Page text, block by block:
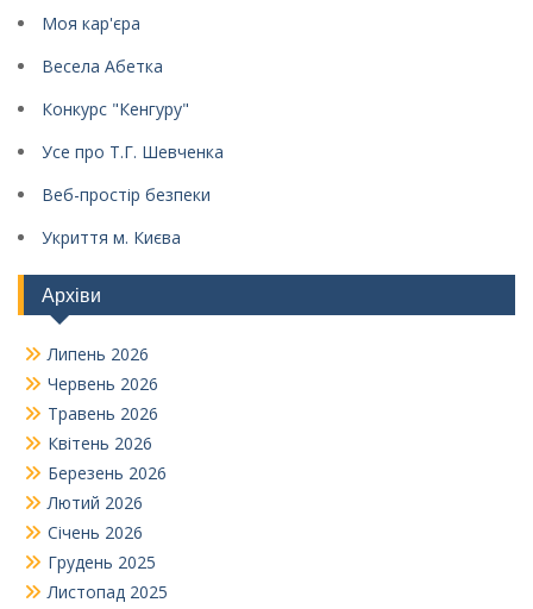
Моя кар'єра
Весела Абетка
Конкурс "Кенгуру"
Усе про Т.Г. Шевченка
Веб-простір безпеки
Укриття м. Києва
Архіви
Липень 2026
Червень 2026
Травень 2026
Квітень 2026
Березень 2026
Лютий 2026
Січень 2026
Грудень 2025
Листопад 2025